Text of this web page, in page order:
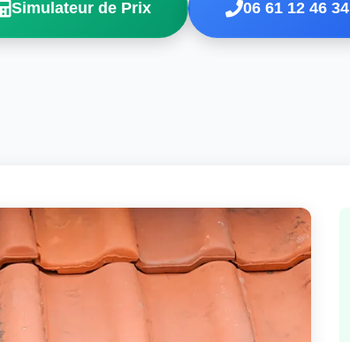
Simulateur de Prix 06 61 12 46 34